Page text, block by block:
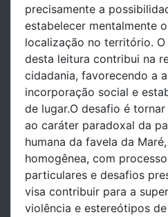
precisamente a
estabelecer mentalmente
localização no território.
desta leitura contribui na
cidadania, favorecendo a
incorporação social e
de lugar.O desafio é
ao caráter paradoxal da
humana da favela da
homogênea, com
particulares e desafios
visa contribuir para a
violência e estereótipos